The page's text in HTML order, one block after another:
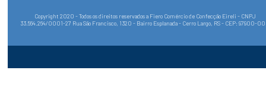
Copyright 2020 - Todos os direitos reservados a Fiero Comércio de Confecção Eireli - CNPJ
33.564.264/0001-27 Rua São Francisco, 1320 - Bairro Esplanada - Cerro Largo, RS - CEP: 97900-